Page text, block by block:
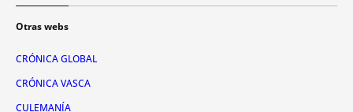
Otras webs
CRÓNICA GLOBAL
CRÓNICA VASCA
CULEMANÍA